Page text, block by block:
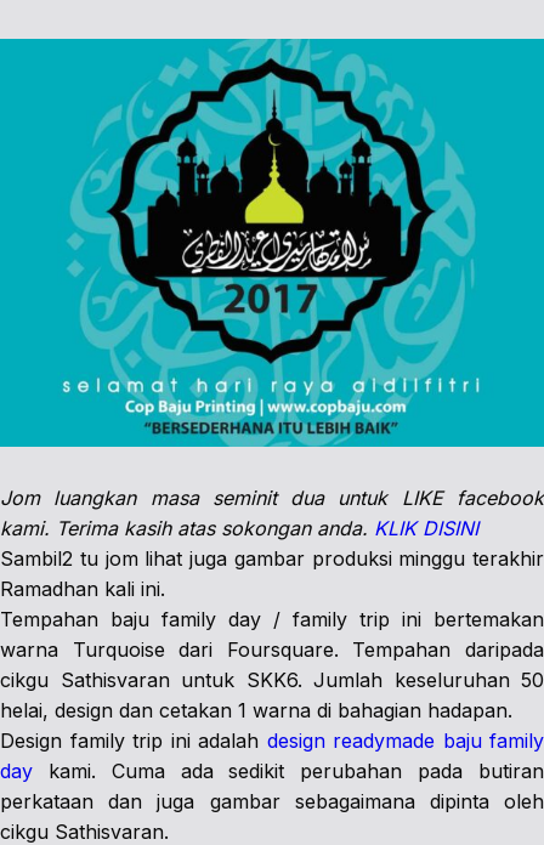
Jom luangkan masa seminit dua untuk LIKE facebook
kami. Terima kasih atas sokongan anda. KLIK DISINI
Sambil2 tu jom lihat juga gambar produksi minggu terakhir
Ramadhan kali ini.
Tempahan baju family day / family trip ini bertemakan
warna Turquoise dari Foursquare. Tempahan daripada
cikgu Sathisvaran untuk SKK6. Jumlah keseluruhan 50
helai, design dan cetakan 1 warna di bahagian hadapan.
Design family trip ini adalah design readymade baju family
day kami. Cuma ada sedikit perubahan pada butiran
perkataan dan juga gambar sebagaimana dipinta oleh
cikgu Sathisvaran.